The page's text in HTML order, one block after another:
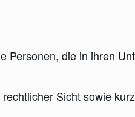
Personen, die in ihren
Sicht sowie